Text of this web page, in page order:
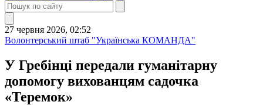
27 червня 2026, 02:52
Волонтерський штаб "Українська КОМАНДА"
У Гребінці передали гуманітарну
допомогу вихованцям садочка
«Теремок»